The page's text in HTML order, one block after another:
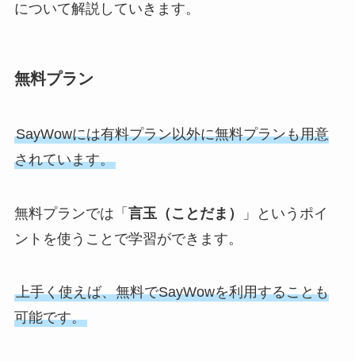
について解説していきます。
無料プラン
SayWowには有料プラン以外に無料プランも用意
されています。
無料プランでは「 言玉（ことだま）
」というポイ
ントを使うことで学習ができます。
上手く使えば、無料でSayWowを利用することも
可能です。